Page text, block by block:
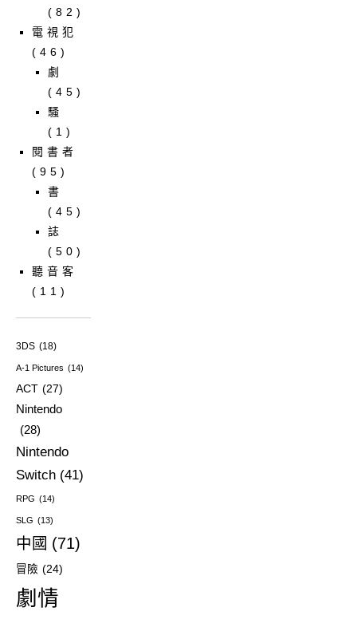
(82)
電視犯
(46)
劇
(45)
騷
(1)
閱書者
(95)
書
(45)
誌
(50)
聽音客
(11)
3DS (18)
A-1 Pictures (14)
ACT (27)
Nintendo
(28)
Nintendo
Switch (41)
RPG (14)
SLG (13)
中國 (71)
冒險 (24)
劇情